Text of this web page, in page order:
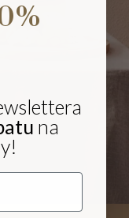
na